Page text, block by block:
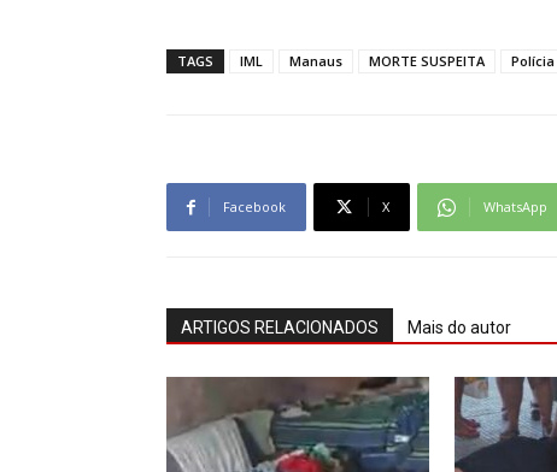
TAGS IML Manaus MORTE SUSPEITA Polícia
Facebook X WhatsApp
ARTIGOS RELACIONADOS Mais do autor